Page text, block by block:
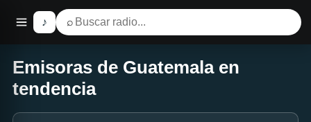
♪ ⌕
Emisoras de Guatemala en
tendencia